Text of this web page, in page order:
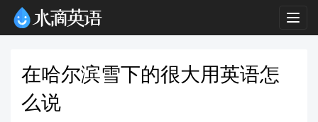
在哈尔滨雪下的很大用英语怎
么说